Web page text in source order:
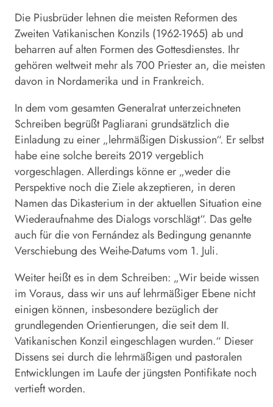
Die Piusbrüder lehnen die meisten Reformen des
Zweiten Vatikanischen Konzils (1962-1965) ab und
beharren auf alten Formen des Gottesdienstes. Ihr
gehören weltweit mehr als 700 Priester an, die meisten
davon in Nordamerika und in Frankreich.
In dem vom gesamten Generalrat unterzeichneten
Schreiben begrüßt Pagliarani grundsätzlich die
Einladung zu einer „lehrmäßigen Diskussion“. Er selbst
habe eine solche bereits 2019 vergeblich
vorgeschlagen. Allerdings könne er „weder die
Perspektive noch die Ziele akzeptieren, in deren
Namen das Dikasterium in der aktuellen Situation eine
Wiederaufnahme des Dialogs vorschlägt“. Das gelte
auch für die von Fernández als Bedingung genannte
Verschiebung des Weihe-Datums vom 1. Juli.
Weiter heißt es in dem Schreiben: „Wir beide wissen
im Voraus, dass wir uns auf lehrmäßiger Ebene nicht
einigen können, insbesondere bezüglich der
grundlegenden Orientierungen, die seit dem II.
Vatikanischen Konzil eingeschlagen wurden.“ Dieser
Dissens sei durch die lehrmäßigen und pastoralen
Entwicklungen im Laufe der jüngsten Pontifikate noch
vertieft worden.